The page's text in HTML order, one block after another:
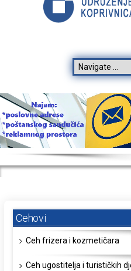
Cehovi
Ceh frizera i kozmetičara
Ceh ugostitelja i turističkih